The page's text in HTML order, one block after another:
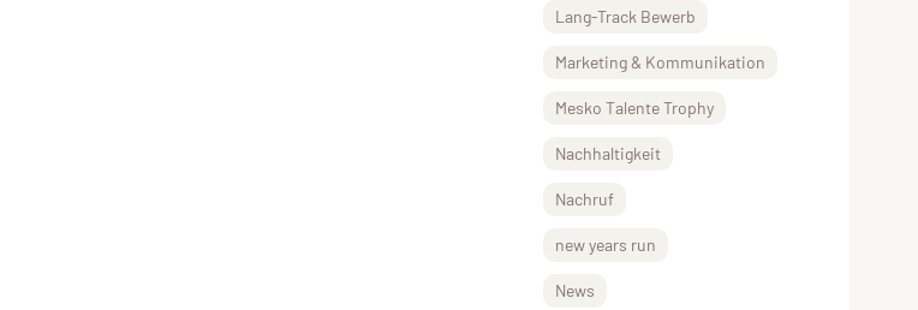
Lang-Track Bewerb
Marketing & Kommunikation
Mesko Talente Trophy
Nachhaltigkeit
Nachruf
new years run
News